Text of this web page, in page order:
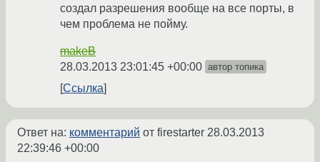
создал разрешения вообще на все порты, в
чем проблема не пойму.
makeB
28.03.2013 23:01:45 +00:00 автор топика
Ссылка
Ответ на: комментарий от firestarter 28.03.2013
22:39:46 +00:00